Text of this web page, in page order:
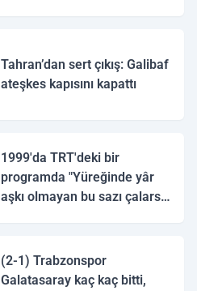
Tahran’dan sert çıkış: Galibaf
ateşkes kapısını kapattı
1999'da TRT'deki bir
programda "Yüreğinde yâr
aşkı olmayan bu sazı çalarsa
(2-1) Trabzonspor
Galatasaray kaç kaç bitti,